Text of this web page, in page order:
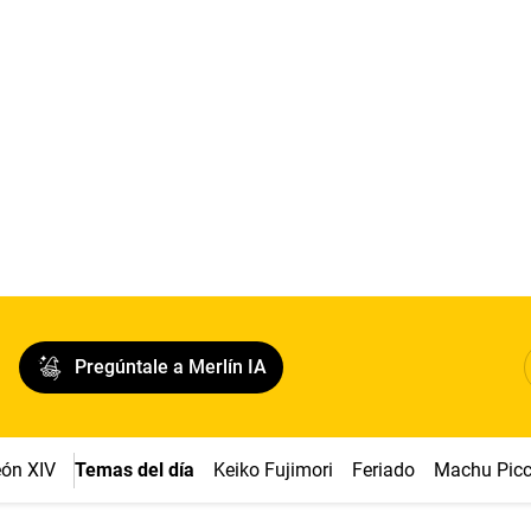
Pregúntale a Merlín IA
XIV Temas del día Keiko Fujimori Feriado Machu